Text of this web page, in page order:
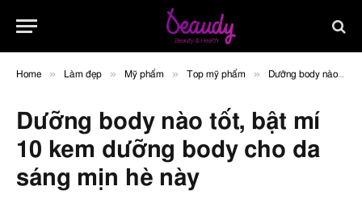
Home » Làm đẹp » Mỹ phẩm » Top mỹ phẩm » Dưỡng body nào tốt, bật mí 10 kem dưỡng body cho da sáng mịn hè này
Dưỡng body nào tốt, bật mí
10 kem dưỡng body cho da
sáng mịn hè này